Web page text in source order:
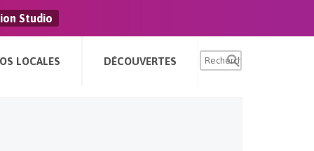
Studio
LOCALES DÉCOUVERTES